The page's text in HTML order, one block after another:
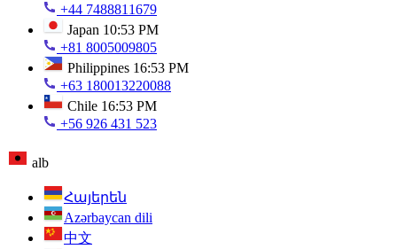
+44 7488811679
Japan 10:53 PM
+81 8005009805
Philippines 16:53 PM
+63 180013220088
Chile 16:53 PM
+56 926 431 523
alb
Հայերեն
Azərbaycan dili
中文